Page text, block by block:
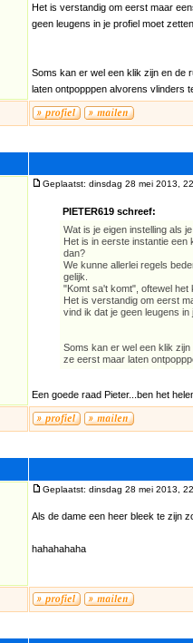
Het is verstandig om eerst maar
geen leugens in je profiel moet
Soms kan er wel een klik zijn en de
laten ontpopppen alvorens vlinders
Geplaatst: dinsdag 28 mei 2013,
PIETER619 schreef:
Wat is je eigen instelling als
Het is in eerste instantie een
dan?
We kunne allerlei regels
gelijk.
"Komt sa't komt", oftewel
Het is verstandig om eerst
vind ik dat je geen leugens
Soms kan er wel een klik
ze eerst maar laten
Een goede raad Pieter...ben het
Geplaatst: dinsdag 28 mei 2013,
Als de dame een heer bleek te zijn
hahahahaha